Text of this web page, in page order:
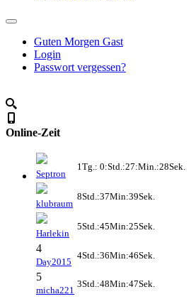
Guten Morgen Gast
Login
Passwort vergessen?
Online-Zeit
Septron
1Tg.: 0:Std.:27:Min.:28Sek.
klubraum
8Std.:37Min:39Sek.
Harlekin
5Std.:45Min:25Sek.
4
Day2015
4Std.:36Min:46Sek.
5
micha221
3Std.:48Min:47Sek.